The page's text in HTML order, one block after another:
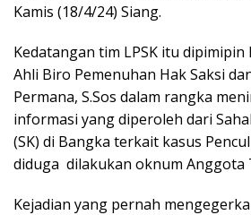
Kamis (18/4/24) Siang.
Kedatangan tim LPSK itu
Ahli Biro Pemenuhan Hak Saksi
Permana, S.Sos dalam rangka
informasi yang diperoleh dari
(SK) di Bangka terkait kasus
diduga dilakukan oknum Anggota
Kejadian yang pernah